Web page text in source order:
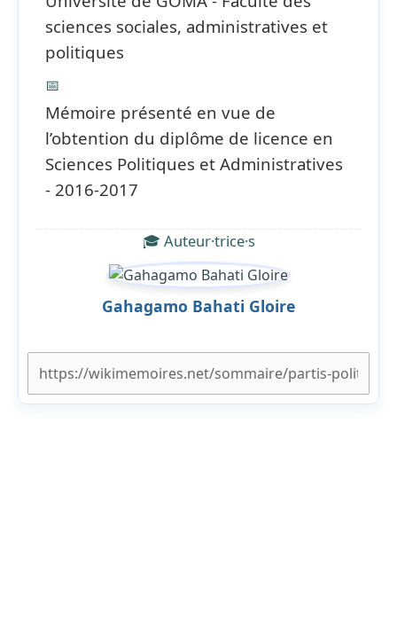
sciences sociales, administratives et
politiques
📅
Mémoire présenté en vue de
l’obtention du diplôme de licence en
Sciences Politiques et Administratives
- 2016-2017
🎓 Auteur·trice·s
Gahagamo Bahati Gloire